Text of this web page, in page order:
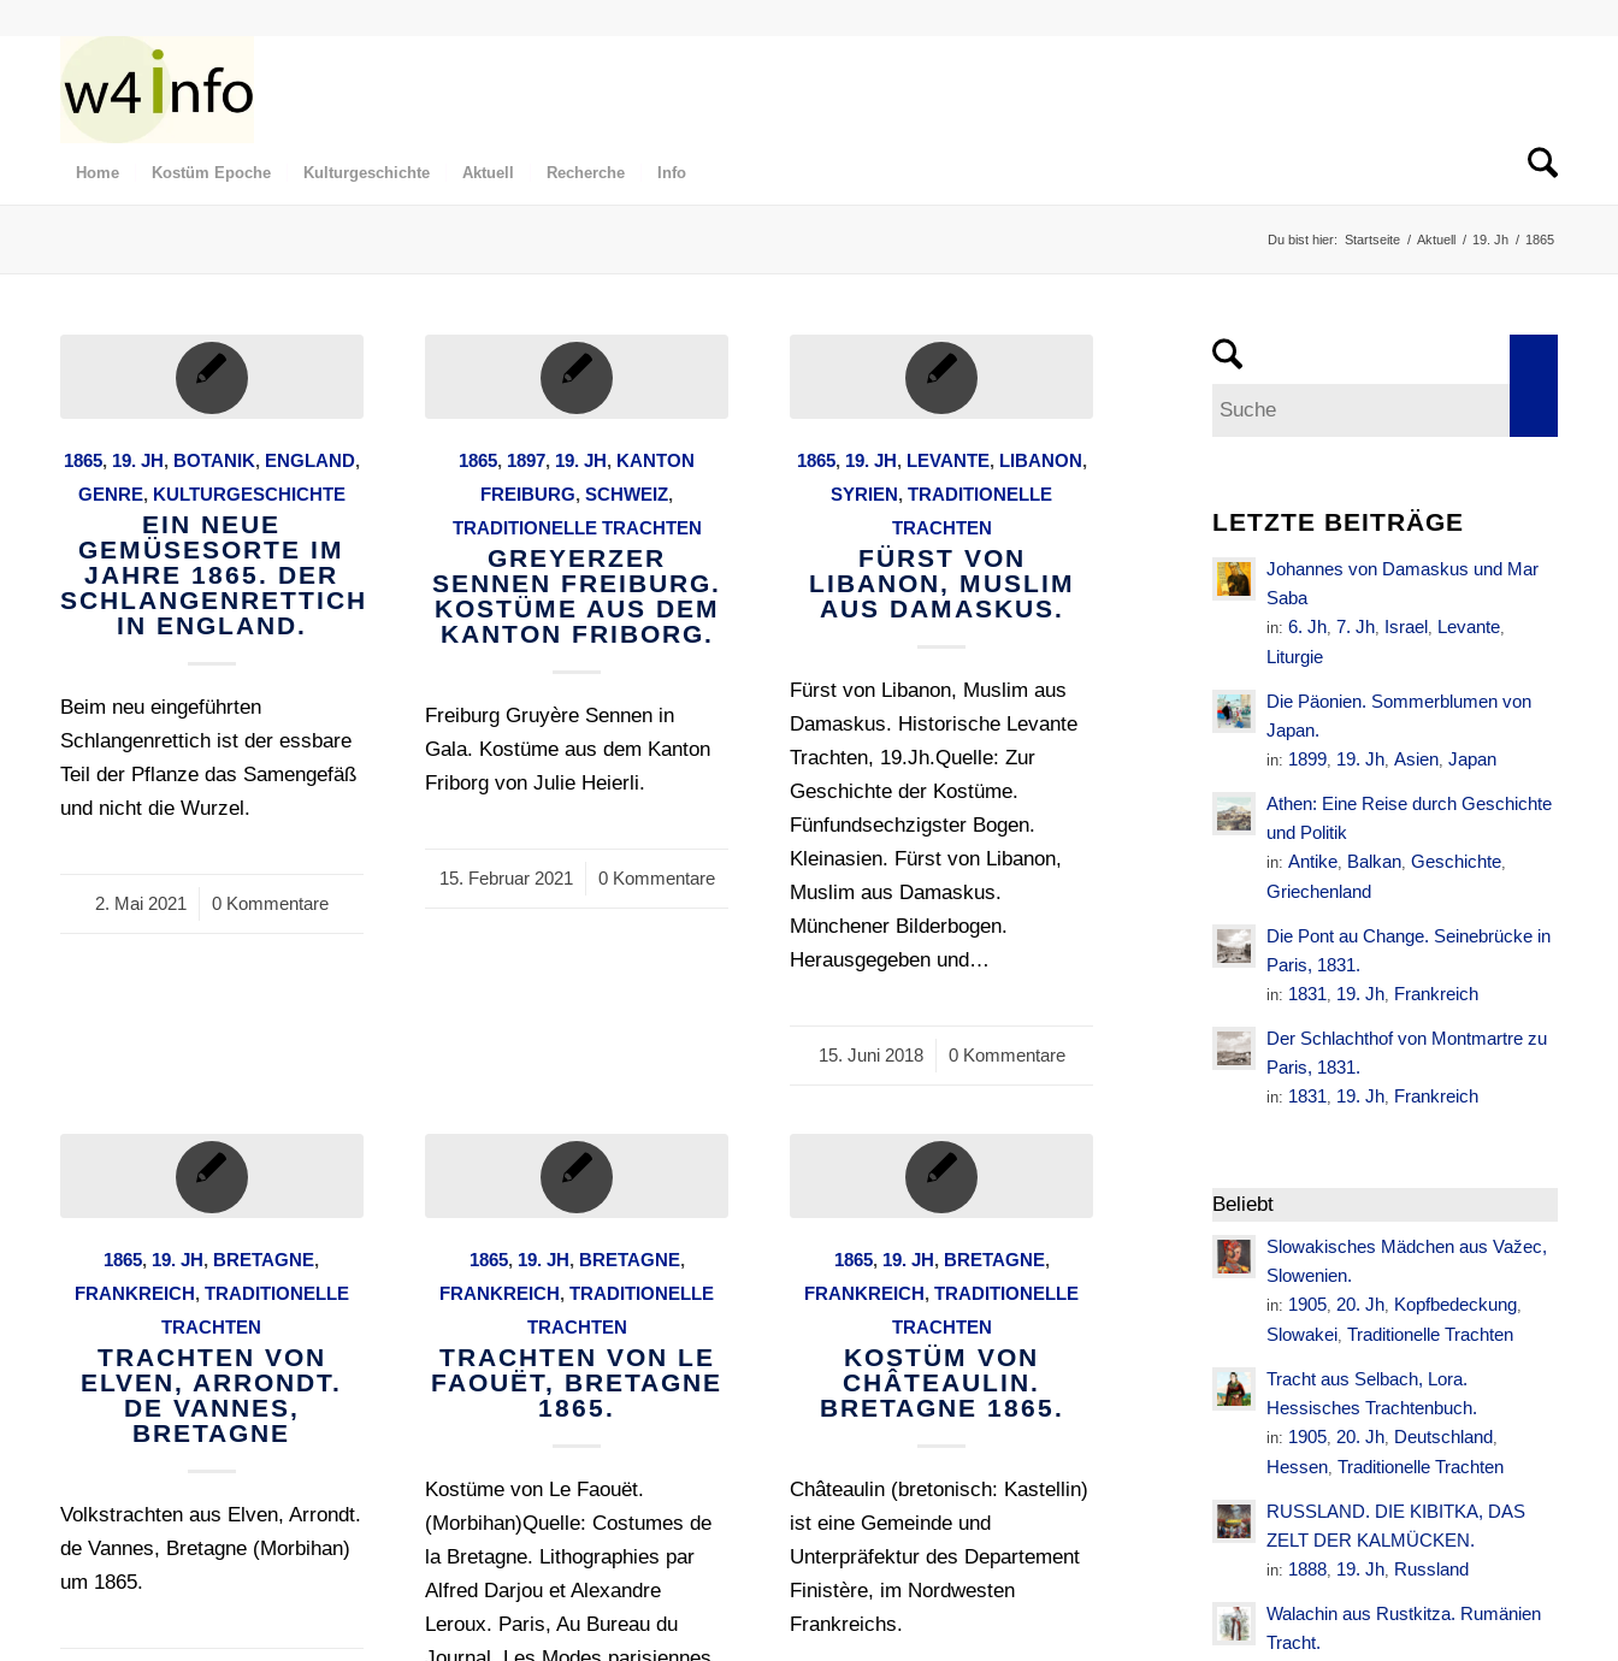
Home Kostüm Epoche Kulturgeschichte Aktuell Recherche Info
Du bist hier: Startseite / Aktuell / 19. Jh / 1865
1865, 19. JH, BOTANIK, ENGLAND,
GENRE, KULTURGESCHICHTE
EIN NEUE
GEMÜSESORTE IM
JAHRE 1865. DER
SCHLANGENRETTICH
IN ENGLAND.
Beim neu eingeführten
Schlangenrettich ist der essbare
Teil der Pflanze das Samengefäß
und nicht die Wurzel.
2. Mai 2021
/ 0 Kommentare
1865, 1897, 19. JH, KANTON
FREIBURG,SCHWEIZ,
TRADITIONELLE TRACHTEN
GREYERZER
SENNEN FREIBURG.
KOSTÜME AUS DEM
KANTON FRIBORG.
Freiburg Gruyère Sennen in
Gala. Kostüme aus dem Kanton
Friborg von Julie Heierli.
15. Februar 2021
/ 0 Kommentare
1865, 19. JH, LEVANTE, LIBANON,
SYRIEN,TRADITIONELLE
TRACHTEN
FÜRST VON
LIBANON, MUSLIM
AUS DAMASKUS.
Fürst von Libanon, Muslim aus
Damaskus. Historische Levante
Trachten, 19.Jh.Quelle: Zur
Geschichte der Kostüme.
Fünfundsechzigster Bogen.
Kleinasien. Fürst von Libanon,
Muslim aus Damaskus.
Münchener Bilderbogen.
Herausgegeben und…
15. Juni 2018
/ 0 Kommentare
1865, 19. JH, BRETAGNE,
FRANKREICH, TRADITIONELLE
TRACHTEN
TRACHTEN VON
ELVEN, ARRONDT.
DE VANNES,
BRETAGNE
Volkstrachten aus Elven, Arrondt.
de Vannes, Bretagne (Morbihan)
um 1865.
1865, 19. JH, BRETAGNE,
FRANKREICH,TRADITIONELLE
TRACHTEN
TRACHTEN VON LE
FAOUËT, BRETAGNE
1865.
Kostüme von Le Faouët.
(Morbihan)Quelle: Costumes de
la Bretagne. Lithographies par
Alfred Darjou et Alexandre
Leroux. Paris, Au Bureau du
1865, 19. JH, BRETAGNE,
FRANKREICH,TRADITIONELLE
TRACHTEN
KOSTÜM VON
CHÂTEAULIN.
BRETAGNE 1865.
Châteaulin (bretonisch: Kastellin)
ist eine Gemeinde und
Unterpräfektur des Departement
Finistère, im Nordwesten
Frankreichs.
LETZTE BEITRÄGE
Johannes von Damaskus und Mar
Saba
in:6. Jh, 7. Jh, Israel, Levante,
Liturgie
Die Päonien. Sommerblumen von
Japan.
in: 1899, 19. Jh,Asien,Japan
Athen: Eine Reise durch Geschichte
und Politik
in:Antike, Balkan,Geschichte,
Griechenland
Die Pont au Change. Seinebrücke in
Paris, 1831.
in: 1831, 19. Jh, Frankreich
Der Schlachthof von Montmartre zu
Paris, 1831.
in: 1831, 19. Jh, Frankreich
Beliebt
Slowakisches Mädchen aus Važec,
Slowenien.
in: 1905,20. Jh, Kopfbedeckung,
Slowakei, Traditionelle Trachten
Tracht aus Selbach, Lora.
Hessisches Trachtenbuch.
in: 1905,20. Jh, Deutschland,
Hessen, Traditionelle Trachten
RUSSLAND. DIE KIBITKA, DAS
ZELT DER KALMÜCKEN.
in: 1888, 19. Jh, Russland
Walachin aus Rustkitza. Rumänien
Tracht.